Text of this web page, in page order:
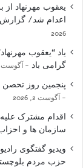
یعقوب مهرنهاد از
اعدام شد/ گزارش
2026
یاد “یعقوب
گرامی باد
آگوست 3, 2026
پنجمین روز تحصن
آگوست 2, 2026
اقدام مشترک
سازمان ها و
ویدیو گفتگوی
حزب مردم